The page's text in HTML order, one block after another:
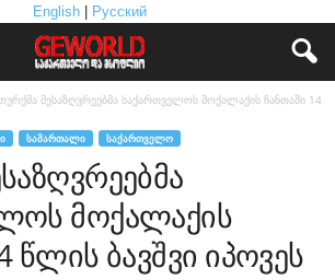
English Русский
მესაზღვრეებმა საქართველოს მოქალაქის ჩანთაში 14
ᲡᲐᲛᲐᲠᲗᲐᲚᲘ ᲡᲐᲥᲐᲠᲗᲕᲔᲚᲝ
მოქალაქის
წლის ბავშვი იპოვეს